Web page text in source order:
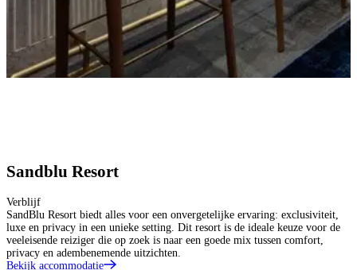
Sandblu Resort
Verblijf
SandBlu Resort biedt alles voor een onvergetelijke ervaring: exclusiviteit,
luxe en privacy in een unieke setting. Dit resort is de ideale keuze voor de
veeleisende reiziger die op zoek is naar een goede mix tussen comfort,
privacy en adembenemende uitzichten.
Bekijk accommodatie